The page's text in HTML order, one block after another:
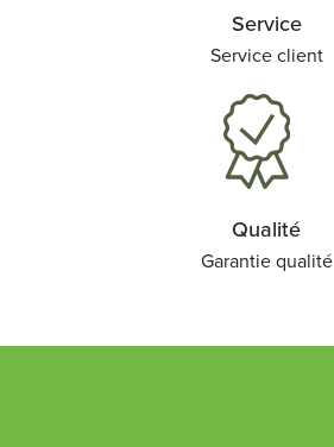
Service
Service client
Qualité
Garantie qualité